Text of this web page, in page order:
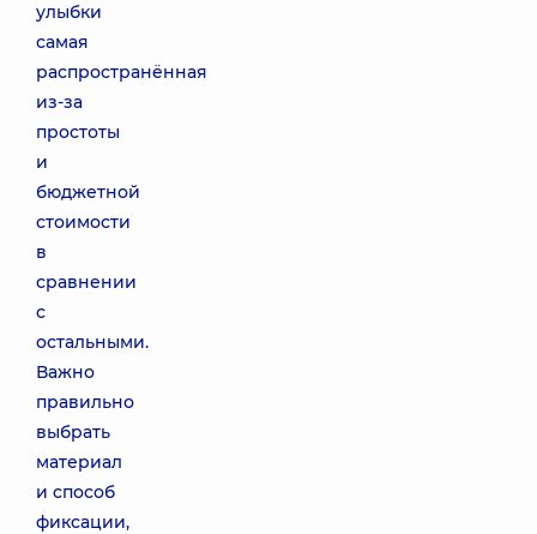
улыбки
самая
распространённая
из-за
простоты
и
бюджетной
стоимости
в
сравнении
с
остальными.
Важно
правильно
выбрать
материал
и способ
фиксации,